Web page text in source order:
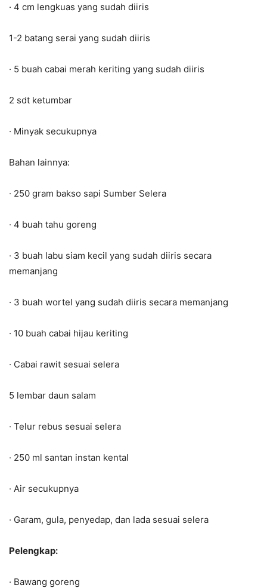
· 4 cm lengkuas yang sudah diiris
1-2 batang serai yang sudah diiris
· 5 buah cabai merah keriting yang sudah diiris
2 sdt ketumbar
· Minyak secukupnya
Bahan lainnya:
· 250 gram bakso sapi Sumber Selera
· 4 buah tahu goreng
· 3 buah labu siam kecil yang sudah diiris secara
memanjang
· 3 buah wortel yang sudah diiris secara memanjang
· 10 buah cabai hijau keriting
· Cabai rawit sesuai selera
5 lembar daun salam
· Telur rebus sesuai selera
· 250 ml santan instan kental
· Air secukupnya
· Garam, gula, penyedap, dan lada sesuai selera
Pelengkap:
· Bawang goreng